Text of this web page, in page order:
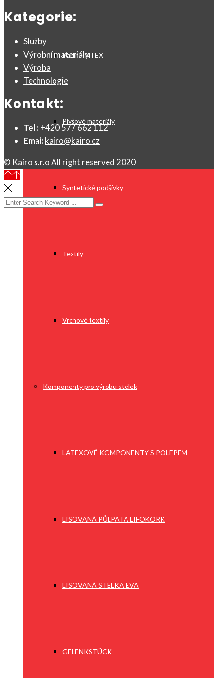
Papír FINTEX
Plyšové materiály
Syntetické podšívky
Textily
Vrchové textily
Komponenty pro výrobu stélek
LATEXOVÉ KOMPONENTY S POLEPEM
LISOVANÁ PŮLPATA LIFOKORK
LISOVANÁ STÉLKA EVA
GELENKSTÜCK
Kategorie:
Služby
Výrobní materiály
Výroba
Technologie
Kontakt:
Tel.: +420 577 662 112
Emai: kairo@kairo.cz
© Kairo s.r.o All right reserved 2020